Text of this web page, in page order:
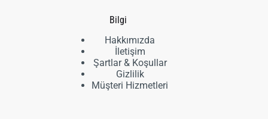
Bilgi
Hakkımızda
İletişim
Şartlar & Koşullar
Gizlilik
Müşteri Hizmetleri